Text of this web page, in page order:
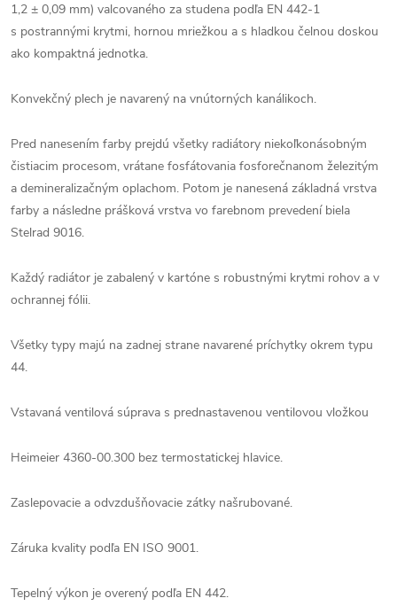
1,2 ± 0,09 mm) valcovaného za studena podľa EN 442-1
s postrannými krytmi, hornou mriežkou a s hladkou čelnou doskou
ako kompaktná jednotka.
Konvekčný plech je navarený na vnútorných kanálikoch.
Pred nanesením farby prejdú všetky radiátory niekoľkonásobným
čistiacim procesom, vrátane fosfátovania fosforečnanom železitým
a demineralizačným oplachom. Potom je nanesená základná vrstva
farby a následne prášková vrstva vo farebnom prevedení biela
Stelrad 9016.
Každý radiátor je zabalený v kartóne s robustnými krytmi rohov a v
ochrannej fólii.
Všetky typy majú na zadnej strane navarené príchytky okrem typu
44.
Vstavaná ventilová súprava s prednastavenou ventilovou vložkou
Heimeier 4360-00.300 bez termostatickej hlavice.
Zaslepovacie a odvzdušňovacie zátky našrubované.
Záruka kvality podľa EN ISO 9001.
Tepelný výkon je overený podľa EN 442.